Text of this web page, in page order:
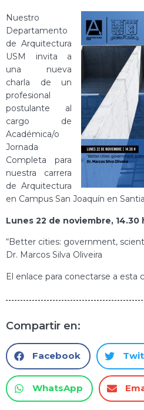
Nuestro
Departamento
de Arquitectura
USM invita a
una nueva
charla de un
profesional
postulante al
cargo de
Académica/o
Jornada
Completa para
nuestra carrera
de Arquitectura
en Campus San Joaquín en
Lunes 22 de noviembre, 14.30
“Better cities: government,
Dr. Marcos Silva Oliveira
El enlace para conectarse a esta
Compartir en:
Facebook
WhatsApp